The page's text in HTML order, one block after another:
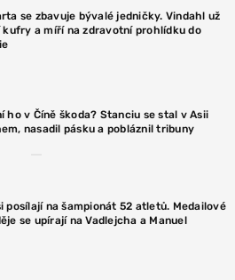
se zbavuje bývalé jedničky. Vindahl už
kufry a míří na zdravotní prohlídku do
ho v Číně škoda? Stanciu se stal v Asii
nasadil pásku a pobláznil tribuny
posílají na šampionát 52 atletů. Medailové
se upírají na Vadlejcha a Manuel